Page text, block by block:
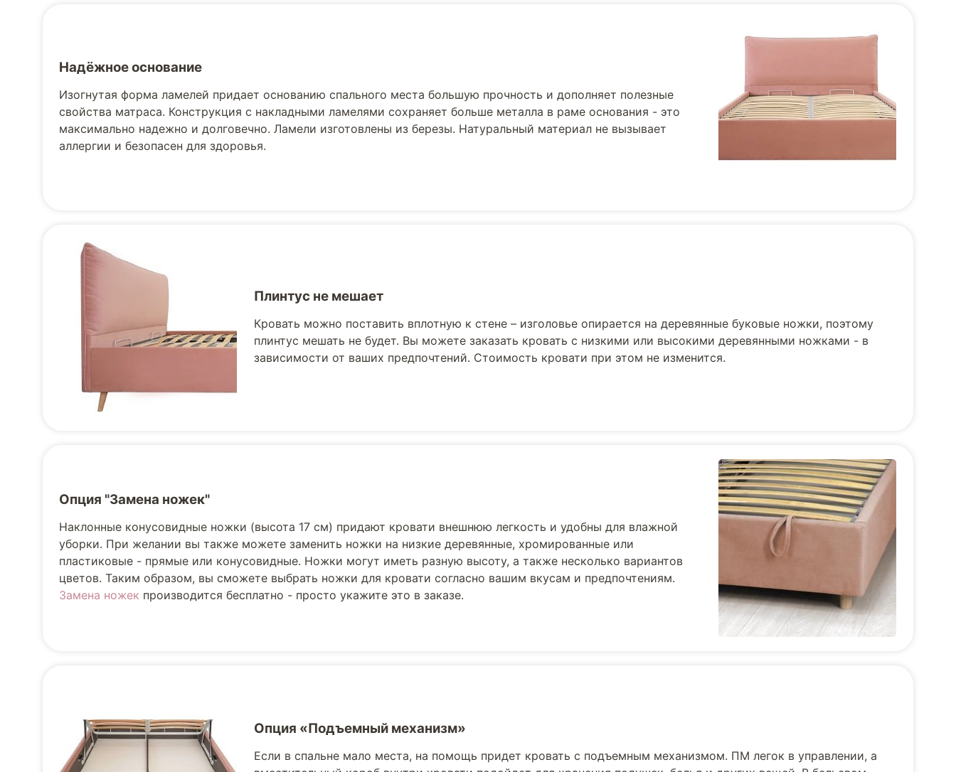
Надёжное основание
Изогнутая форма ламелей придает основанию спального места большую прочность и дополняет полезные
свойства матраса. Конструкция с накладными ламелями сохраняет больше металла в раме основания - это
максимально надежно и долговечно. Ламели изготовлены из березы. Натуральный материал не вызывает
аллергии и безопасен для здоровья.
Плинтус не мешает
Кровать можно поставить вплотную к стене – изголовье опирается на деревянные буковые ножки, поэтому
плинтус мешать не будет. Вы можете заказать кровать с низкими или высокими деревянными ножками - в
зависимости от ваших предпочтений. Стоимость кровати при этом не изменится.
Опция "Замена ножек"
Наклонные конусовидные ножки (высота 17 см) придают кровати внешнюю легкость и удобны для влажной
уборки. При желании вы также можете заменить ножки на низкие деревянные, хромированные или
пластиковые - прямые или конусовидные. Ножки могут иметь разную высоту, а также несколько вариантов
цветов. Таким образом, вы сможете выбрать ножки для кровати согласно вашим вкусам и предпочтениям.
Замена ножек производится бесплатно - просто укажите это в заказе.
Опция «Подъемный механизм»
Если в спальне мало места, на помощь придет кровать с подъемным механизмом. ПМ легок в управлении, а